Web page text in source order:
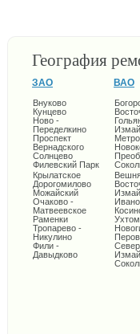
География
ЗАО
Внуково
Кунцево
Ново -
Переделкино
Проспект
Вернадского
Солнцево
Филевский Парк
Крылатское
Дорогомилово
Можайский
Очаково -
Матвеевское
Раменки
Тропарево -
Никулино
Фили -
Давыдково
ВАО